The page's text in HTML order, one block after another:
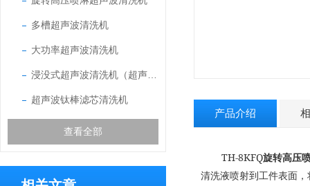
多槽超声波清洗机
大功率超声波清洗机
超声波钛棒滤芯清洗机
查看全部
产品介绍
TH-8KFQ旋转高压
清洗液喷射到工件表面